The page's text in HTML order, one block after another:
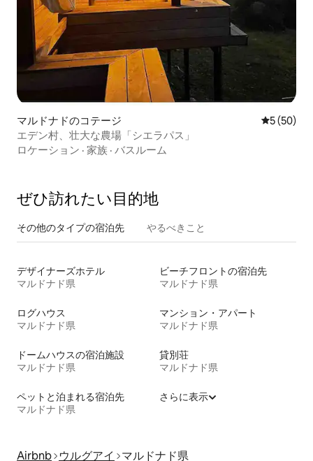
マルドナドのコテージ レビュー
5 (50)
エデン村、壮大な農場「シエラパス」
ロケーション · 家族 · バスルーム
ぜひ訪⁠れ⁠た⁠い目⁠的⁠地
その他のタ⁠イ⁠プ⁠の宿⁠泊⁠先 やるべきこと
デザイナーズホテル
マルドナド県
ビーチフロントの宿泊先
マルドナド県
ログハウス
マルドナド県
マンション・アパート
マルドナド県
ドームハウスの宿泊施設
マルドナド県
貸別荘
マルドナド県
ペットと泊まれる宿泊先
マルドナド県
さらに表示
Airbnb ウルグアイ マルドナド県